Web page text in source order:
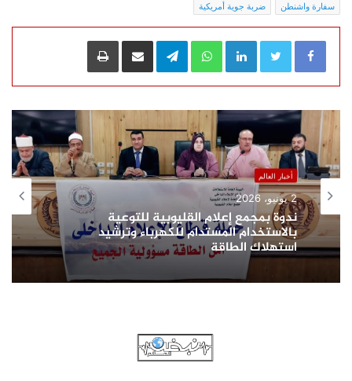
عليه آثار وتداعيات أمنية في
العراق…
سفارة واشنطن ضربة جوية أمريكية
LinkedIn
WhatsApp
Telegramمشاركة عبر البريد طباعة
أخبار العالم
2 يونيو، 2026
ندوة بمجمع إعلام القليوبية للتوعية
بالاستخدام المستدام للكهرباء وترشيد
استهلاك الطاقة